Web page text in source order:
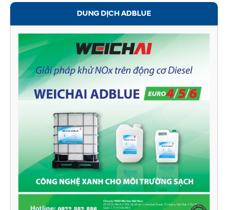
DUNG DỊCH ADBLUE